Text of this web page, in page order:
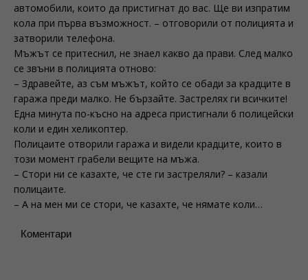
автомобили, които да пристигнат до вас. Ще ви изпратим
кола при първа възможност. – отговорили от полицията и
затворили телефона.
Мъжът се притеснил, не знаел какво да прави. След малко
се звъни в полицията отново:
– Здравейте, аз съм мъжът, който се обади за крадците в
гаража преди малко. Не бързайте. Застрелях ги всичките!
Една минута по-късно на адреса пристигнали 6 полицейски
коли и един хеликоптер.
Полицаите отворили гаража и видели крадците, които в
този момент грабели вещите на мъжа.
– Стори ни се казахте, че сте ги застреляли? – казали
полицаите.
– А на мен ми се стори, че казахте, че нямате коли…
Коментари